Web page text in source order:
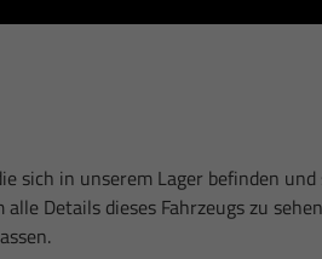
sich in unserem Lager befinden
Details dieses Fahrzeugs zu